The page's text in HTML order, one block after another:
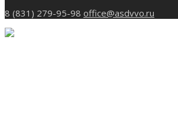
8 (831) 279-95-98 office@asdvvo.ru